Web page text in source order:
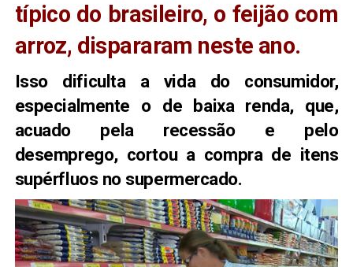
típico do brasileiro, o feijão com
arroz, dispararam neste ano.
Isso dificulta a vida do consumidor,
especialmente o de baixa renda, que,
acuado pela recessão e pelo
desemprego, cortou a compra de itens
supérfluos no supermercado.